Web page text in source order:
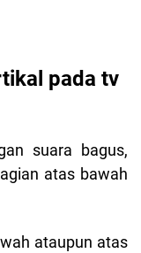
pada tv
suara bagus,
atas bawah
ataupun atas